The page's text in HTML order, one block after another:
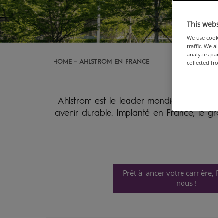
HOME AHLSTROM EN FRANCE
Ahlstrom est le leader mondial des
avenir durable. Implanté en France, le
Prêt à lancer votre carrière,
nous !
This
We use
traffic. We
analytics
collected